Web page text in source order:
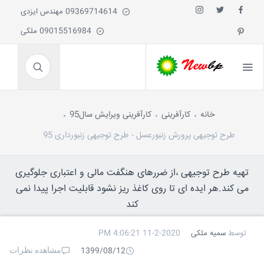
خانه کارآفرینی
کارآفرینی ویرایش سال95
طرح توجیهی پرورش زنبورعسل - طرح توجیهی زنبورداری 95
تهیه طرح توجیهی ،از ضررهای هنگفت مالی و اعتباری جلوگیری
می کند.هر ایده ای تا روی کاغذ ریز نشود قابلیت اجرا پیدا نمی
کند
توسط سمیه ملکی
11-2-2020 4:06:21 PM
1399/08/12
مشاهده نظرات